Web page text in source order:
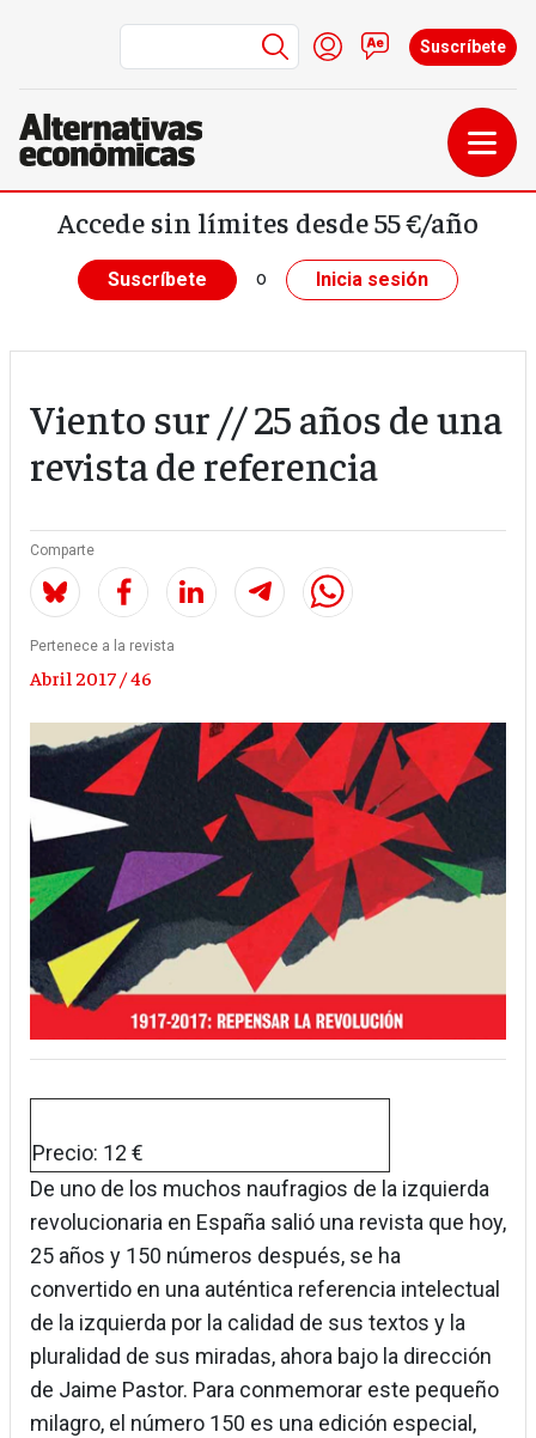
Pasar al contenido principal
Menú de cuenta de
Iniciar sesión
Contacto
Suscríbete
Accede sin límites desde 55 €/año
Suscríbete o Inicia sesión
Viento sur // 25 años de una
revista de referencia
Comparte
Pertenece a la revista
Abril 2017 / 46
Precio: 12 €
De uno de los muchos naufragios de la izquierda
revolucionaria en España salió una revista que hoy,
25 años y 150 números después, se ha
convertido en una auténtica referencia intelectual
de la izquierda por la calidad de sus textos y la
pluralidad de sus miradas, ahora bajo la dirección
de Jaime Pastor. Para conmemorar este pequeño
milagro, el número 150 es una edición especial,